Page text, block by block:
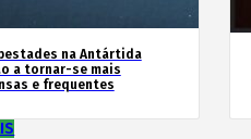
na Antártida
a tornar-se mais
e frequentes